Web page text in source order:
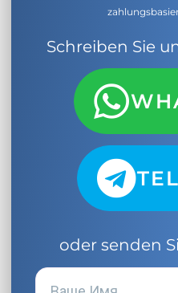
Schreiben Sie
oder senden